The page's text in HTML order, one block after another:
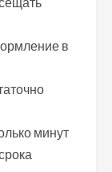
в
минут